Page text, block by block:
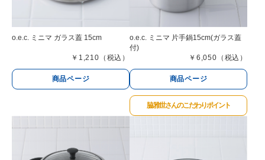
o.e.c. ミニマ ガラス蓋 15cm
￥1,210（税込）
商品ページ
o.e.c. ミニマ 片手鍋15cm(ガラス蓋
付)
￥6,050（税込）
商品ページ
脇 雅世さんのこだわりポイント